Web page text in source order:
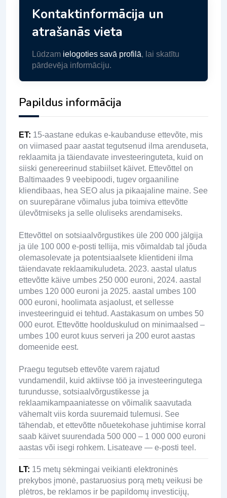
Kontaktinformācija un
atrašanās vieta
Lūdzam ielogoties savā profilā, lai skatītu
pārdevēja informāciju.
Papildus informācija
ET: 15-aastane edukas e-kaubanduse ettevõte, mis
on viimased paar aastat tegutsenud ilma arenduseta,
reklaamita ja täiendavate investeeringuteta, kuid on
siiski genereerinud stabiilset käivet. Ettevõttel on
Baltimaades 9 veebipoodi, tugev orgaaniline
kliendibaas, hea SEO alus ja pikaajaline maine. See
on suurepärane võimalus juba toimiva ettevõtte
ülevõtmiseks ja selle oluliseks arendamiseks.
Ettevõttel on sotsiaalvõrgustikes üle 200 000 jälgija
ja üle 100 000 e-posti tellija, mis võimaldab tal jõuda
olemasolevate ja potentsiaalsete klientideni ilma
täiendavate reklaamikuludeta. 2023. aastal ulatus
ettevõtte käive umbes 250 000 euroni, 2024. aastal
umbes 120 000 euroni ja 2025. aastal umbes 100
000 euroni, hoolimata asjaolust, et sellesse
investeeringuid ei tehtud. Aastakasum on umbes 50
000 eurot. Ettevõtte hoolduskulud on minimaalsed –
umbes 100 eurot kuus serveri ja 200 eurot aastas
domeenide eest.
Praegu tegutseb ettevõte varem rajatud
vundamendil, kuid aktiivse töö ja investeeringutega
turundusse, sotsiaalvõrgustikesse ja
reklaamikampaaniatesse on võimalik saavutada
vähemalt viis korda suuremaid tulemusi. See
tähendab, et ettevõtte nõuetekohase juhtimise korral
saab käivet suurendada 500 000 – 1 000 000 euroni
aastas või isegi rohkem. Lisateave — e-posti teel.
LT: 15 metų sėkmingai veikianti elektroninės
prekybos įmonė, pastaruosius porą metų veikusi be
plėtros, be reklamos ir be papildomų investicijų,